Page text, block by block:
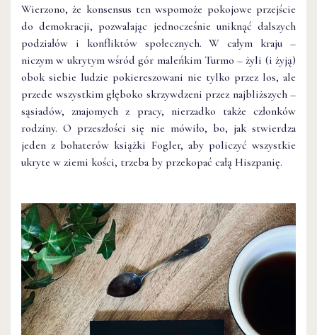
Wierzono, że konsensus ten wspomoże pokojowe przejście
do demokracji, pozwalając jednocześnie uniknąć dalszych
podziałów i konfliktów społecznych. W całym kraju –
niczym w ukrytym wśród gór maleńkim Turmo – żyli (i żyją)
obok siebie ludzie pokiereszowani nie tylko przez los, ale
przede wszystkim głęboko skrzywdzeni przez najbliższych –
sąsiadów, znajomych z pracy, nierzadko także członków
rodziny. O przeszłości się nie mówiło, bo, jak stwierdza
jeden z bohaterów książki Fogler, aby policzyć wszystkie
ukryte w ziemi kości, trzeba by przekopać całą Hiszpanię.